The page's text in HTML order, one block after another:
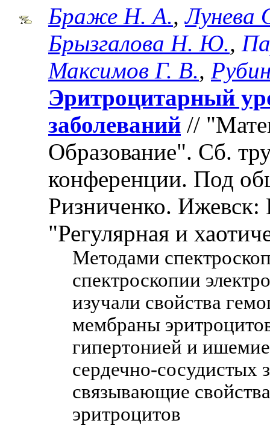
Браже Н. А.,Лунева
Брызгалова Н. Ю.,
Максимов Г. В.,
Эритроцитарный
заболеваний //
Образование". Cб.
конференции. Под
Ризниченко. Ижевск:
"Регулярная и
Методами
спектроскопии
изучали свойства
мембраны
гипертонией и
сердечно-сосудистых
связывающие
эритроцитов